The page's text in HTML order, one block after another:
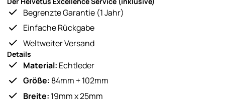
Begrenzte Garantie (1 Jahr)
Einfache Rückgabe
Weltweiter Versand
Details
Material: Echtleder
Größe: 84mm + 102mm
Breite: 19mm x 25mm